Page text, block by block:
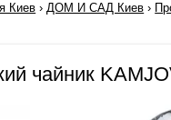
Киев ›ДОМ И САД Киев ›
чайник